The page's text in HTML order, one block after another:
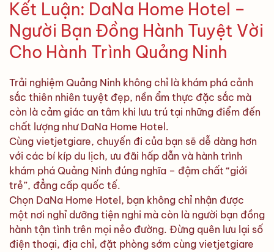
Kết Luận: DaNa Home Hotel –
Người Bạn Đồng Hành Tuyệt Vời
Cho Hành Trình Quảng Ninh
Trải nghiệm Quảng Ninh không chỉ là khám phá cảnh
sắc thiên nhiên tuyệt đẹp, nền ẩm thực đặc sắc mà
còn là cảm giác an tâm khi lưu trú tại những điểm đến
chất lượng như DaNa Home Hotel.
Cùng vietjetgiare, chuyến đi của bạn sẽ dễ dàng hơn
với các bí kíp du lịch, ưu đãi hấp dẫn và hành trình
khám phá Quảng Ninh đúng nghĩa – đậm chất “giới
trẻ”, đẳng cấp quốc tế.
Chọn DaNa Home Hotel, bạn không chỉ nhận được
một nơi nghỉ dưỡng tiện nghi mà còn là người bạn đồng
hành tận tình trên mọi nẻo đường. Đừng quên lưu lại số
điện thoại, địa chỉ, đặt phòng sớm cùng vietjetgiare